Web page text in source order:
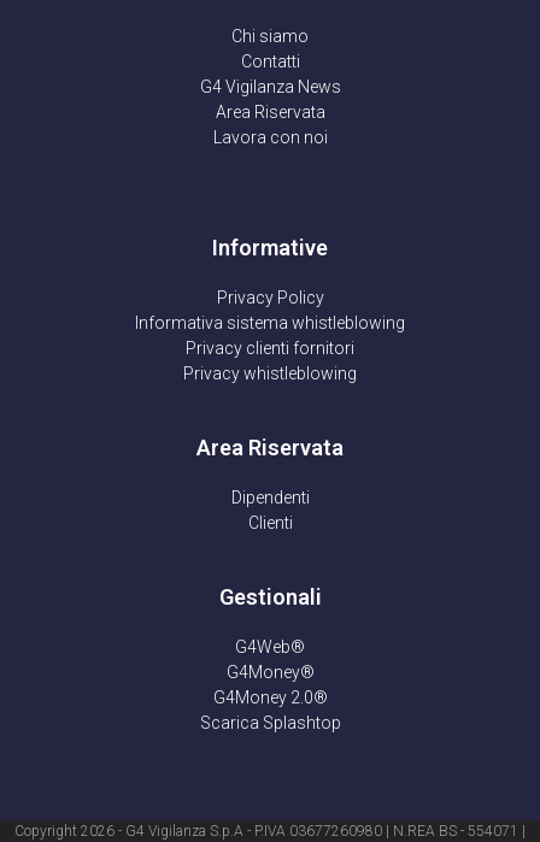
Chi siamo
Contatti
G4 Vigilanza News
Area Riservata
Lavora con noi
Informative
Privacy Policy
Informativa sistema whistleblowing
Privacy clienti fornitori
Privacy whistleblowing
Area Riservata
Dipendenti
Clienti
Gestionali
G4Web®
G4Money®
G4Money 2.0®
Scarica Splashtop
Copyright 2026 - G4 Vigilanza S.p.A - P.IVA 03677260980 | N.REA BS - 554071 |